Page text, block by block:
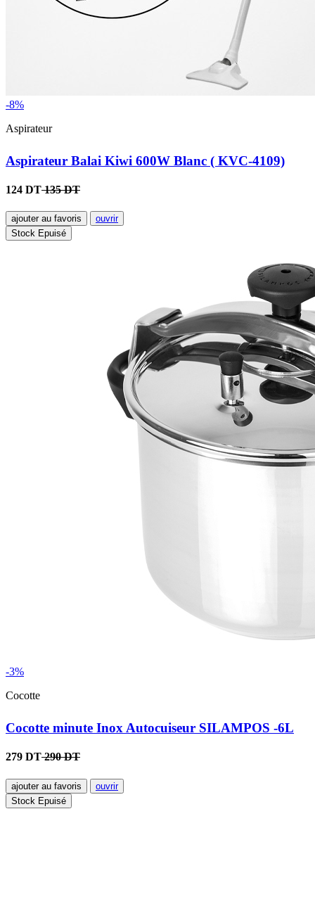
-8%
Aspirateur
Aspirateur Balai Kiwi 600W Blanc ( KVC-4109)
124 DT135 DT
ajouter au favoris
ouvrir
Stock Epuisé
-3%
Cocotte
Cocotte minute Inox Autocuiseur SILAMPOS -6L
279 DT290 DT
ajouter au favoris
ouvrir
Stock Epuisé